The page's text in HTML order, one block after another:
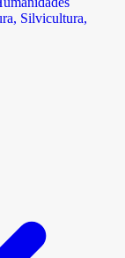
Silvicultura,